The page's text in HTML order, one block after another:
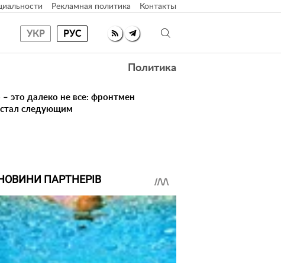
Рекламная политика Контакты
УКР РУС
Политика
– это далеко не все: фронтмен
стал следующим
ПАРТНЕРІВ